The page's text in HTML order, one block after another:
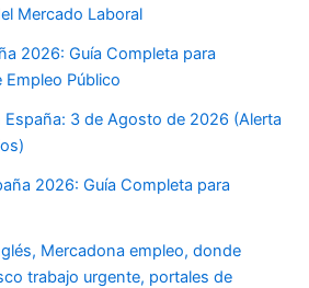
Mercado Laboral
2026: Guía Completa para
Público
3 de Agosto de 2026 (Alerta
2026: Guía Completa para
Mercadona empleo, donde
trabajo urgente, portales de